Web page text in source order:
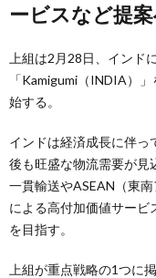
ービスなど提
上組は2月28日、インド
「Kamigumi（INDIA）
始する。
インドは経済成長に伴っ
後も旺盛な物流需要が見
一貫輸送やASEAN（東
による高付加価値サービ
を目指す。
上組が重点戦略の1つに